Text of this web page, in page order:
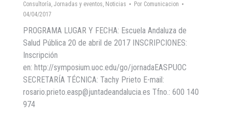
Consultoría, Jornadas y eventos, Noticias Por Comunicacion
04/04/2017
PROGRAMA LUGAR Y FECHA: Escuela Andaluza de
Salud Pública 20 de abril de 2017 INSCRIPCIONES:
Inscripción
en: http://symposium.uoc.edu/go/jornadaEASPUOC
SECRETARÍA TÉCNICA: Tachy Prieto E-mail:
rosario.prieto.easp@juntadeandalucia.es Tfno.: 600 140
974